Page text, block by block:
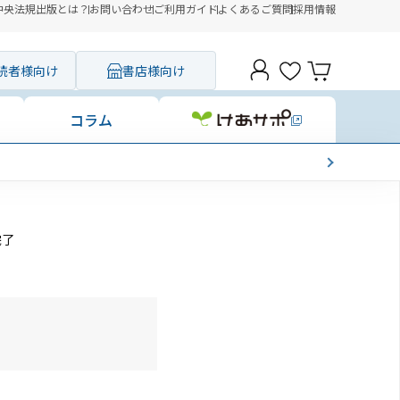
央法規出版とは？お問い合わせご利用ガイドよくあるご質問採用情報
者様向け 書店様向け
コラム